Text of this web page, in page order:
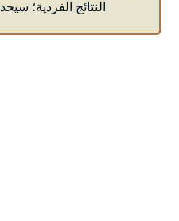
النتائج الفردية؛